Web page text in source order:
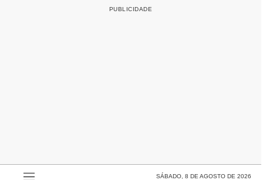
SÁBADO, 8 DE AGOSTO DE 2026